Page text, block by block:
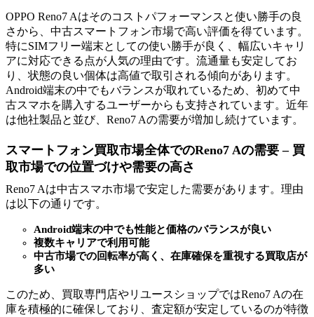
OPPO Reno7 Aはそのコストパフォーマンスと使い勝手の良
さから、中古スマートフォン市場で高い評価を得ています。
特にSIMフリー端末としての使い勝手が良く、幅広いキャリ
アに対応できる点が人気の理由です。流通量も安定してお
り、状態の良い個体は高値で取引される傾向があります。
Android端末の中でもバランスが取れているため、初めて中
古スマホを購入するユーザーからも支持されています。近年
は他社製品と並び、Reno7 Aの需要が増加し続けています。
スマートフォン買取市場全体でのReno7 Aの需要 – 買
取市場での位置づけや需要の高さ
Reno7 Aは中古スマホ市場で安定した需要があります。理由
は以下の通りです。
Android端末の中でも性能と価格のバランスが良い
複数キャリアで利用可能
中古市場での回転率が高く、在庫確保を重視する買取店が
多い
このため、買取専門店やリユースショップではReno7 Aの在
庫を積極的に確保しており、査定額が安定しているのが特徴